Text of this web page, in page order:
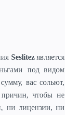
Seslitezявляется
под видом
вас сольют,
причин, чтобы не
ни лицензии, ни